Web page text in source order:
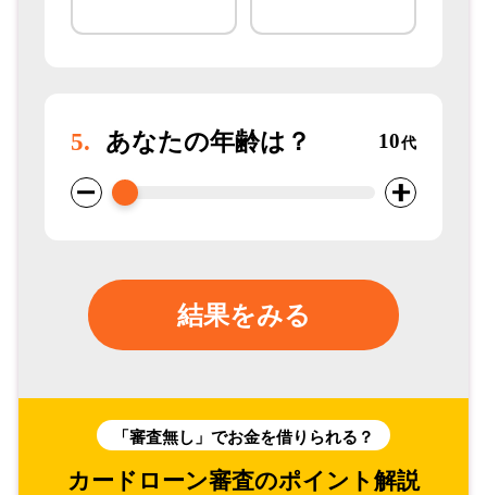
5. あなたの年齢は？ 10代
結果をみる
「審査無し」でお金を借りられる？
カードローン審査のポイント解説